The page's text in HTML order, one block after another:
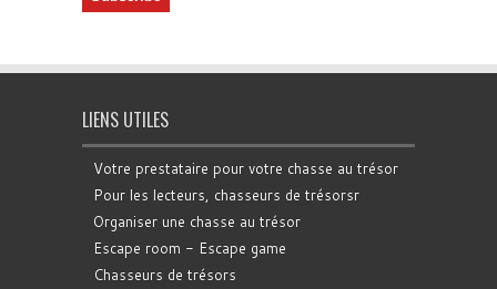
LIENS UTILES
Votre prestataire pour votre chasse au trésor
Pour les lecteurs, chasseurs de trésorsr
Organiser une chasse au trésor
Escape room - Escape game
Chasseurs de trésors